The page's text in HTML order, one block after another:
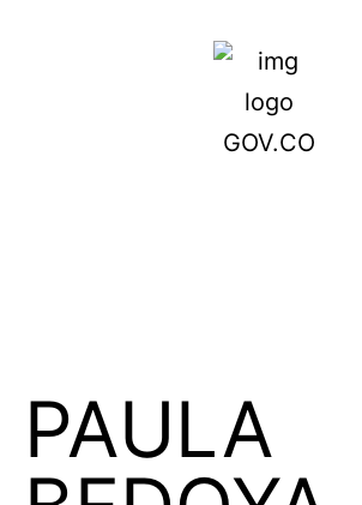
PAULA